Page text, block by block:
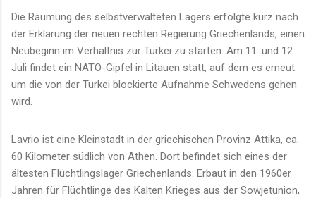
Die Räumung des selbstverwalteten Lagers erfolgte kurz nach
der Erklärung der neuen rechten Regierung Griechenlands, einen
Neubeginn im Verhältnis zur Türkei zu starten. Am 11. und 12.
Juli findet ein NATO-Gipfel in Litauen statt, auf dem es erneut
um die von der Türkei blockierte Aufnahme Schwedens gehen
wird.
Lavrio ist eine Kleinstadt in der griechischen Provinz Attika, ca.
60 Kilometer südlich von Athen. Dort befindet sich eines der
ältesten Flüchtlingslager Griechenlands: Erbaut in den 1960er
Jahren für Flüchtlinge des Kalten Krieges aus der Sowjetunion,